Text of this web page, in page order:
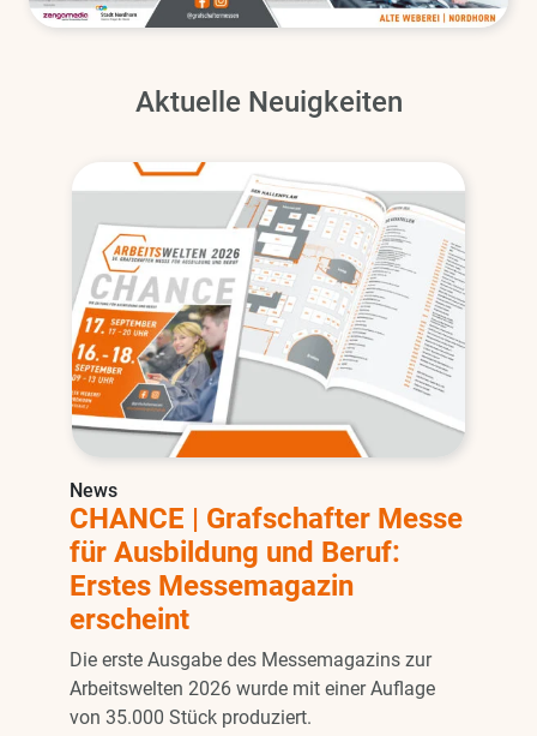
Aktuelle Neuigkeiten
News
CHANCE | Grafschafter Messe
für Ausbildung und Beruf:
Erstes Messemagazin
erscheint
Die erste Ausgabe des Messemagazins zur
Arbeitswelten 2026 wurde mit einer Auflage
von 35.000 Stück produziert.